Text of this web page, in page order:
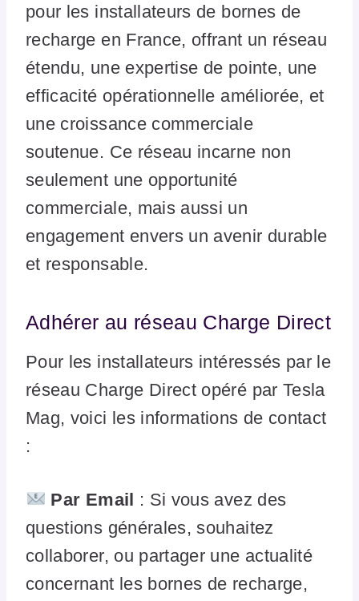
pour les installateurs de bornes de
recharge en France, offrant un réseau
étendu, une expertise de pointe, une
efficacité opérationnelle améliorée, et
une croissance commerciale
soutenue. Ce réseau incarne non
seulement une opportunité
commerciale, mais aussi un
engagement envers un avenir durable
et responsable.
Adhérer au réseau Charge Direct
Pour les installateurs intéressés par le
réseau Charge Direct opéré par Tesla
Mag, voici les informations de contact
:
Par Email : Si vous avez des
questions générales, souhaitez
collaborer, ou partager une actualité
concernant les bornes de recharge,